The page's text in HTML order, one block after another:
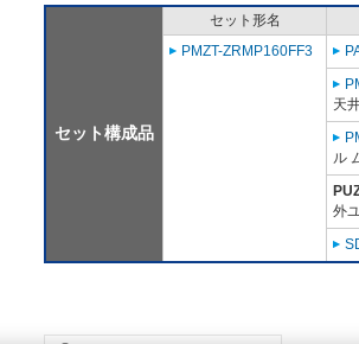
セット構成品
セット形名
PMZT-ZRMP160FF3
天
ル
外